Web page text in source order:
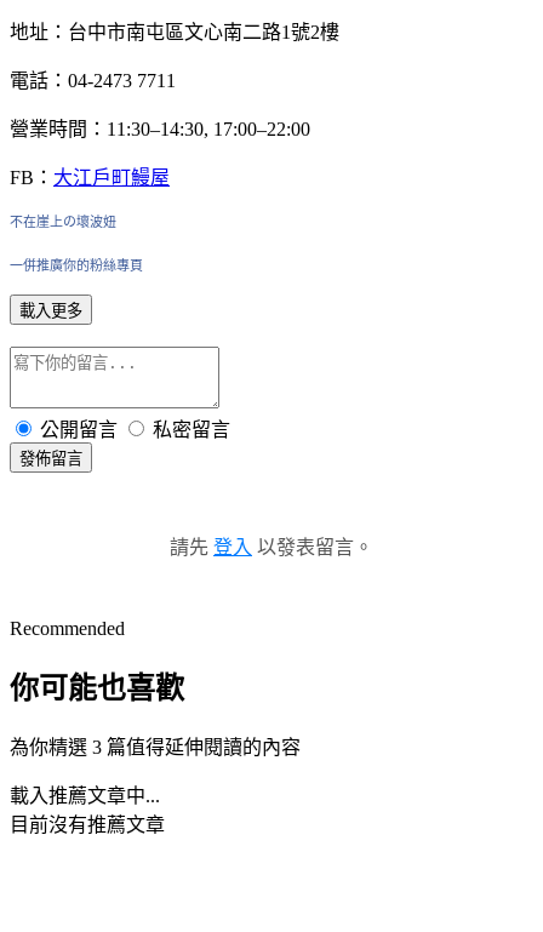
地址：台中市南屯區文心南二路1號2樓
電話：04-2473 7711
營業時間：11:30–14:30, 17:00–22:00
FB： 大江戶町鰻屋
不在崖上の壞波妞
一併推廣你的粉絲專頁
載入更多
公開留言 私密留言
發佈留言
請先 登入 以發表留言。
Recommended
你可能也喜歡
為你精選 3 篇值得延伸閱讀的內容
載入推薦文章中...
目前沒有推薦文章